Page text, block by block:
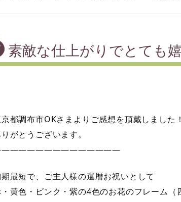
素敵な仕上がりでとても
都調布市OKさまよりご感想を頂戴しました！
がとうございます。
最短で、ご主人様の還暦お祝いとして
黄色・ピンク・紫の4色のお花のフレーム（